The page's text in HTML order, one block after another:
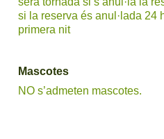
si la reserva és anul·lada 24
primera nit
Mascotes
NO s’admeten mascotes.